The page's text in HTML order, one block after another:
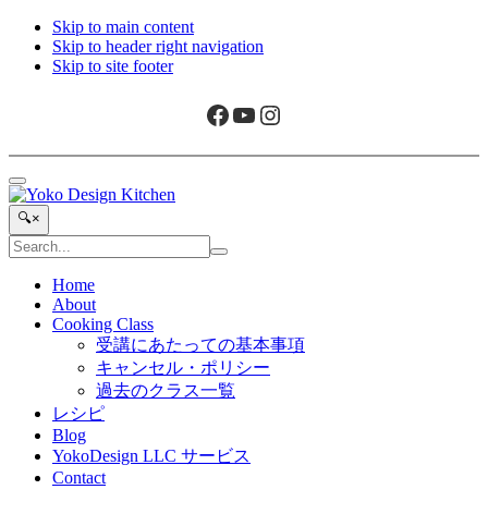
Skip to main content
Skip to header right navigation
Skip to site footer
Facebook
YouTube
Instagram
Menu
Yoko
Design
Kitchen
旅
と
ア
Search...
🔍×
Search
site
Submit
Home
About
Cooking Class
受講にあたっての基本事項
キャンセル・ポリシー
過去のクラス一覧
レシピ
Blog
YokoDesign LLC サービス
Contact